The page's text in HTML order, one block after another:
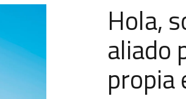
Hola,
aliado
propia